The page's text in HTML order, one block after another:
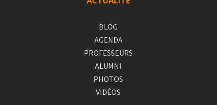
BLOG
AGENDA
PROFESSEURS
ALUMNI
PHOTOS
VIDÉOS